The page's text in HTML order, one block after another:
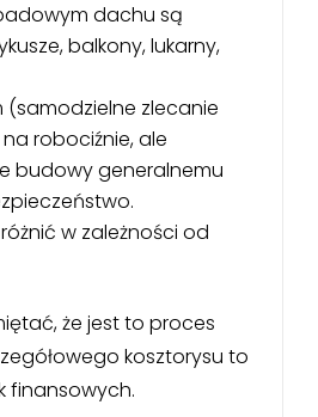
dachu są
balkony, lukarny,
zlecanie
robociźnie, ale
budowy generalnemu
w zależności od
że jest to proces
kosztorysu to
finansowych.